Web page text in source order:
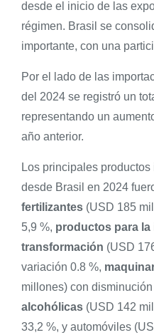
desde el inicio de las
régimen. Brasil se
importante, con una
Por el lado de las
del 2024 se registró un
representando un
año anterior.
Los principales
desde Brasil en 2024
fertilizantes (USD 185
5,9 %, productos para la
transformación (USD
variación 0.8 %,
millones) con disminución
alcohólicas (USD 142
33,2 %, y automóviles